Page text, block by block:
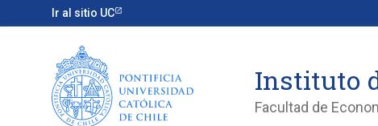
Ir al sitio UC
Instituto
Facultad de